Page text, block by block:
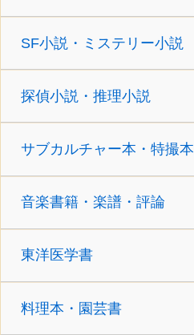
SF小説・ミステリー小説
探偵小説・推理小説
サブカルチャー本・特撮本
音楽書籍・楽譜・評論
東洋医学書
料理本・園芸書